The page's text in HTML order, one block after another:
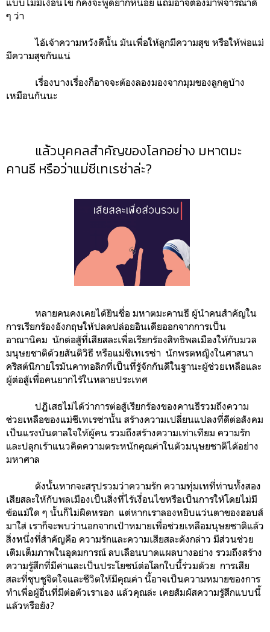
ๆ ว่า
ไอ้เจ้าความหวังดีนั้น มันเพื่อให้ลูกมีความสุข หรือให้พ่อแม่
มีความสุขกันแน่
เรื่องบางเรื่องก็อาจจะต้องลองมองจากมุมของลูกดูบ้าง
เหมือนกันนะ
แล้วบุคคลสำคัญของโลกอย่าง มหาตมะ
คานธี หรือว่าแม่ชีเทเรซ่าล่ะ?
หลายคนคงเคยได้ยินชื่อ มหาตมะคานธี ผู้นำคนสำคัญใน
การเรียกร้องอังกฤษให้ปลดปล่อยอินเดียออกจากการเป็น
อาณานิคม นักต่อสู้ที่เสียสละเพื่อเรียกร้องสิทธิพลเมืองให้กับมวล
มนุษยชาติด้วยสันติวิธี หรือแม่ชีเทเรซ่า นักพรตหญิงในศาสนา
คริสต์นิกายโรมันคาทอลิกที่เป็นที่รู้จักกันดีในฐานะผู้ช่วยเหลือและ
ผู้ต่อสู้เพื่อคนยากไร้ในหลายประเทศ
ปฏิเสธไม่ได้ว่าการต่อสู้เรียกร้องของคานธีรวมถึงความ
ช่วยเหลือของแม่ชีเทเรซ่านั้น สร้างความเปลี่ยนแปลงที่ดีต่อสังคม
เป็นแรงบันดาลใจให้ผู้คน รวมถึงสร้างความเท่าเทียม ความรัก
และปลุกเร้าแนวคิดความตระหนักคุณค่าในตัวมนุษยชาติได้อย่าง
มหาศาล
ดังนั้นหากจะสรุปรวมว่าความรัก ความทุ่มเทที่ท่านทั้งสอง
เสียสละให้กับพลเมืองเป็นสิ่งที่ไร้เงื่อนไขหรือเป็นการให้โดยไม่มี
ข้อแม้ใด ๆ นั้นก็ไม่ผิดหรอก แต่หากเราลองหยิบแว่นตาของฮอบส์
มาใส่ เราก็จะพบว่านอกจากเป้าหมายเพื่อช่วยเหลือมนุษยชาติแล้ว
สิ่งหนึ่งที่สำคัญคือ ความรักและความเสียสละดังกล่าว มีส่วนช่วย
เติมเต็มภาพในอุดมการณ์ ลบเลือนบาดแผลบางอย่าง รวมถึงสร้าง
ความรู้สึกที่มีค่าและเป็นประโยชน์ต่อโลกใบนี้ร่วมด้วย การเสีย
สละที่ชุบชูจิตใจและชีวิตให้มีคุณค่า นี้อาจเป็นความหมายของการ
ทำเพื่อผู้อื่นที่มีต่อตัวเราเอง แล้วคุณล่ะ เคยสัมผัสความรู้สึกแบบนี้
แล้วหรือยัง?